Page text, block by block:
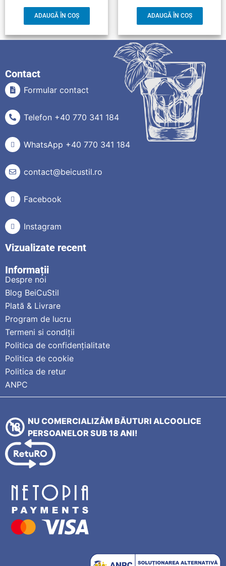
ADAUGĂ ÎN COȘ ADAUGĂ ÎN COȘ
Contact
Formular contact
Telefon +40 770 341 184
WhatsApp +40 770 341 184
contact@beicustil.ro
Facebook
Instagram
Vizualizate recent
Informații
Despre noi
Blog BeiCuStil
Plată & Livrare
Program de lucru
Termeni si condiții
Politica de confidențialitate
Politica de cookie
Politica de retur
ANPC
NU COMERCIALIZĂM BĂUTURI ALCOOLICE
PERSOANELOR SUB 18 ANI!